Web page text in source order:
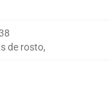
de rosto,